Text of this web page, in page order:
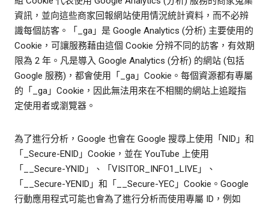
資訊，並向這些商家回報網站使用情況統計資料，而不必辨
識每個訪客。「_ga」是 Google Analytics (分析) 主要使用的
Cookie，可讓服務藉由這個 Cookie 分辨不同的訪客，有效期
限為 2 年。凡是導入 Google Analytics (分析) 的網站 (包括
Google 服務)，都會使用「_ga」Cookie。每個資源都有專屬
的「_ga」Cookie，因此無法用來在不相關的網站上追蹤指
定使用者或瀏覽器。
為了進行分析，Google 也會在 Google 搜尋上使用「NID」和
「_Secure-ENID」Cookie，並在 YouTube 上使用
「__Secure-YNID」、「VISITOR_INFO1_LIVE」、
「__Secure-YENID」和「__Secure-YEC」Cookie。Google
行動應用程式可能也會為了進行分析而使用專屬 ID，例如